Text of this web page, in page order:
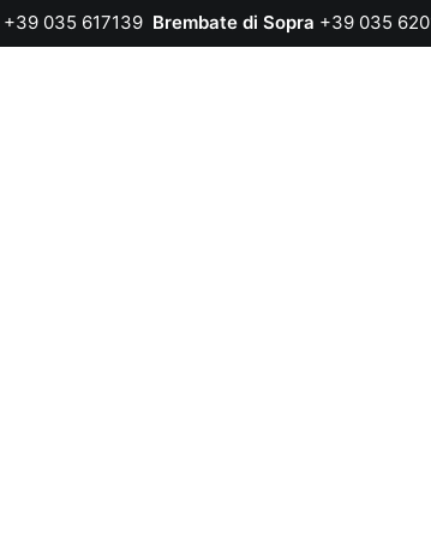
+39 035 617139 Brembate di Sopra +39 035